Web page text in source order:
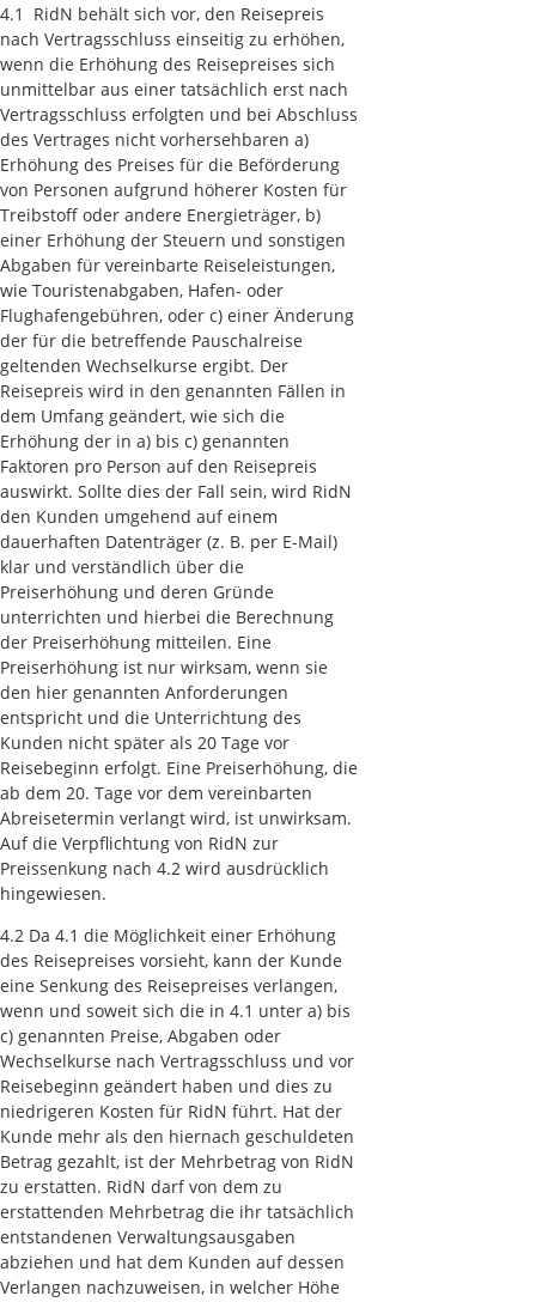
4.1 RidN behält sich vor, den Reisepreis
nach Vertragsschluss einseitig zu erhöhen,
wenn die Erhöhung des Reisepreises sich
unmittelbar aus einer tatsächlich erst nach
Vertragsschluss erfolgten und bei Abschluss
des Vertrages nicht vorhersehbaren a)
Erhöhung des Preises für die Beförderung
von Personen aufgrund höherer Kosten für
Treibstoff oder andere Energieträger, b)
einer Erhöhung der Steuern und sonstigen
Abgaben für vereinbarte Reiseleistungen,
wie Touristenabgaben, Hafen- oder
Flughafengebühren, oder c) einer Änderung
der für die betreffende Pauschalreise
geltenden Wechselkurse ergibt. Der
Reisepreis wird in den genannten Fällen in
dem Umfang geändert, wie sich die
Erhöhung der in a) bis c) genannten
Faktoren pro Person auf den Reisepreis
auswirkt. Sollte dies der Fall sein, wird RidN
den Kunden umgehend auf einem
dauerhaften Datenträger (z. B. per E-Mail)
klar und verständlich über die
Preiserhöhung und deren Gründe
unterrichten und hierbei die Berechnung
der Preiserhöhung mitteilen. Eine
Preiserhöhung ist nur wirksam, wenn sie
den hier genannten Anforderungen
entspricht und die Unterrichtung des
Kunden nicht später als 20 Tage vor
Reisebeginn erfolgt. Eine Preiserhöhung, die
ab dem 20. Tage vor dem vereinbarten
Abreisetermin verlangt wird, ist unwirksam.
Auf die Verpflichtung von RidN zur
Preissenkung nach 4.2 wird ausdrücklich
hingewiesen.
4.2 Da 4.1 die Möglichkeit einer Erhöhung
des Reisepreises vorsieht, kann der Kunde
eine Senkung des Reisepreises verlangen,
wenn und soweit sich die in 4.1 unter a) bis
c) genannten Preise, Abgaben oder
Wechselkurse nach Vertragsschluss und vor
Reisebeginn geändert haben und dies zu
niedrigeren Kosten für RidN führt. Hat der
Kunde mehr als den hiernach geschuldeten
Betrag gezahlt, ist der Mehrbetrag von RidN
zu erstatten. RidN darf von dem zu
erstattenden Mehrbetrag die ihr tatsächlich
entstandenen Verwaltungsausgaben
abziehen und hat dem Kunden auf dessen
Verlangen nachzuweisen, in welcher Höhe